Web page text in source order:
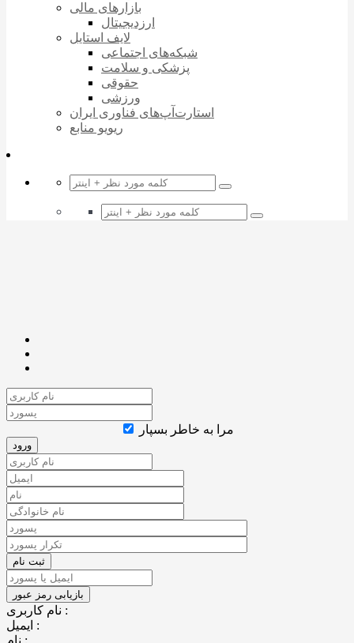
بازارهای مالی
ارزدیجیتال
لایف استایل
شبکه‌های اجتماعی
پزشکی و سلامت
حقوقی
ورزشی
استارت‌آپ‌های فناوری ایران
ریویو منابع
مرا به خاطر بسپار
نام کاربری :
ایمیل :
نام :